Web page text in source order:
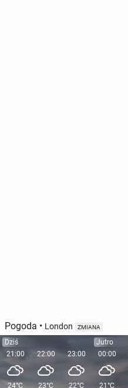
Pogoda • London ZMIANA
Dziś
21:00
24°C
22:00
23°C
23:00
22°C
Jutro
00:00
21°C